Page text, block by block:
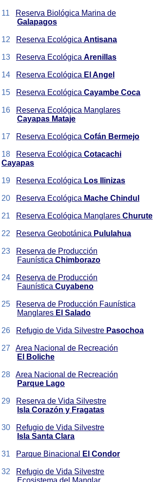
11
Reserva Biológica Marina de
Galapagos
12 Reserva Ecológica Antisana
13 Reserva Ecológica Arenillas
14 Reserva Ecológica El Angel
15 Reserva Ecológica Cayambe Coca
16
Reserva Ecológica Manglares
Cayapas Mataje
17 Reserva Ecológica Cofán Bermejo
18 Reserva Ecológica Cotacachi
Cayapas
19 Reserva Ecológica Los Ilinizas
20 Reserva Ecológica Mache Chindul
21 Reserva Ecológica Manglares Churute
22 Reserva Geobotánica Pululahua
23
Reserva de Producción
Faunística Chimborazo
24
Reserva de Producción
Faunística Cuyabeno
25
Reserva de Producción Faunística
Manglares El Salado
26 Refugio de Vida Silvestre Pasochoa
27 Area Nacional de Recreación
El Boliche
28 Area Nacional de Recreación
Parque Lago
29
Reserva de Vida Silvestre
Isla Corazón y Fragatas
30
Refugio de Vida Silvestre
Isla Santa Clara
31 Parque Binacional El Condor
32
Refugio de Vida Silvestre
Ecosistema del Manglar